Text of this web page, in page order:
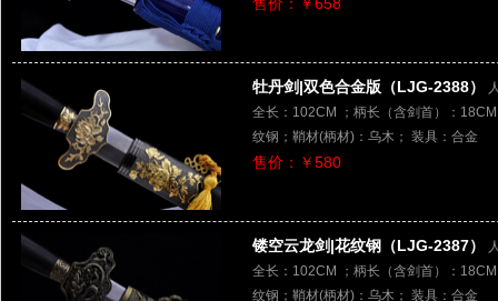
牡丹剑|双色合金版（LJG-2388）
全长：102CM ；柄长（含剑首）：
纹钢；鞘材(柄材)：乌木； 装具：合金
售价：￥580
镂空云龙剑|花纹钢（LJG-2387）
全长：102CM ；柄长（含剑首）：
纹钢；鞘材(柄材)：乌木； 装具：合金